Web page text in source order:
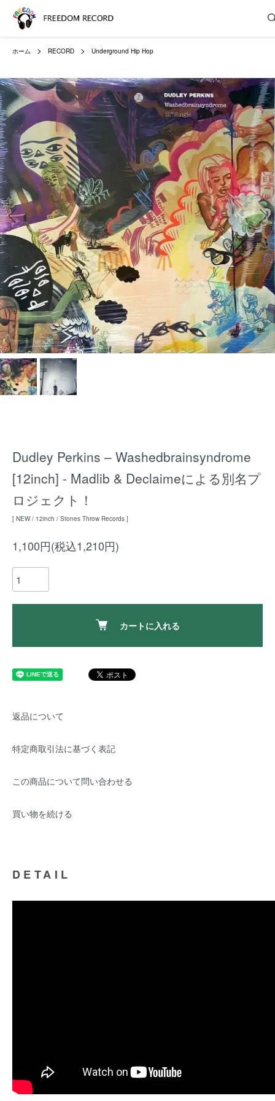
ホーム RECORD Underground Hip Hop
Dudley Perkins – Washedbrainsyndrome
[12inch] - Madlib & Declaimeによる別名プ
ロジェクト！
[ NEW / 12inch / Stones Throw Records ]
1,100円(税込1,210円)
カートに入れる
返品について
特定商取引法に基づく表記
この商品について問い合わせる
買い物を続ける
DETAIL